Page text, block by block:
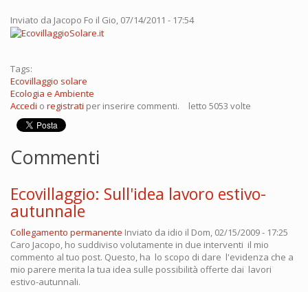
Inviato da Jacopo Fo il Gio, 07/14/2011 - 17:54
Tags:
Ecovillaggio solare
Ecologia e Ambiente
Accedi o registrati per inserire commenti. letto 5053 volte
Commenti
Ecovillaggio: Sull'idea lavoro estivo-
autunnale
Collegamento permanente Inviato da idio il Dom, 02/15/2009 - 17:25
Caro Jacopo, ho suddiviso volutamente in due interventi il mio
commento al tuo post. Questo, ha lo scopo di dare l'evidenza che a
mio parere merita la tua idea sulle possibilità offerte dai lavori
estivo-autunnali.